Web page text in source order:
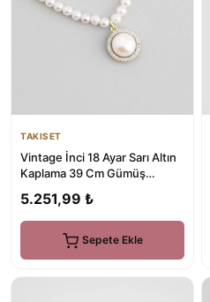
TAKISET
Vintage İnci 18 Ayar Sarı Altın
Kaplama 39 Cm Gümüş
5.251,99 ₺
Sepete Ekle